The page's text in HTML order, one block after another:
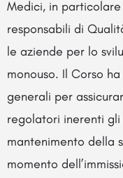
Medici, in
responsabili di
le aziende per lo
monouso. Il Corso
generali per
regolatori inerenti
mantenimento della
momento